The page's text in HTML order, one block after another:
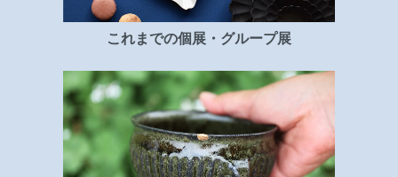
これまでの個展・グループ展